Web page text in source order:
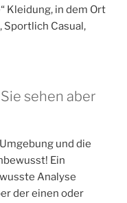
Kleidung, in dem Ort
Sportlich Casual,
sehen aber
und die
Ein
Analyse
der einen oder